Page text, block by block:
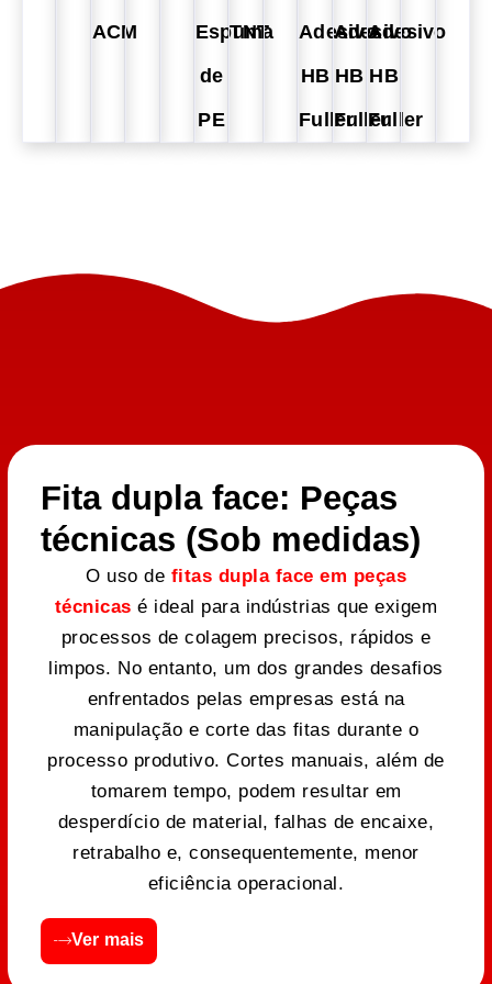
ACM
Espuma
de
PE
TNT
Adesivo
HB
Fuller
Adesivo
HB
Fuller
Adesivo
HB
Fuller
Fita dupla face: Peças
técnicas (Sob medidas)
O uso de fitas dupla face em peças
técnicas é ideal para indústrias que exigem
processos de colagem precisos, rápidos e
limpos. No entanto, um dos grandes desafios
enfrentados pelas empresas está na
manipulação e corte das fitas durante o
processo produtivo. Cortes manuais, além de
tomarem tempo, podem resultar em
desperdício de material, falhas de encaixe,
retrabalho e, consequentemente, menor
eficiência operacional.
Ver mais